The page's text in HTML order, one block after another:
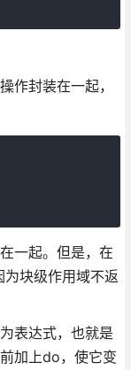
作封装在一起，
一起。但是，在
块级作用域不返
表达式，也就是
加上do，使它变